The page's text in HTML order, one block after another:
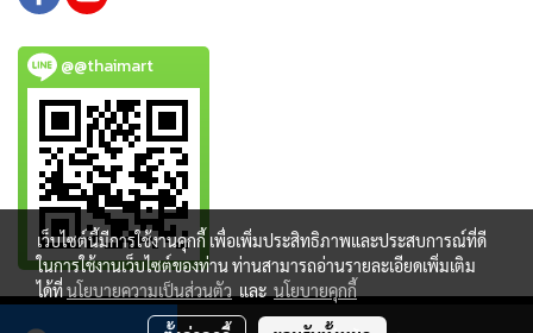
@@thaimart
Copy right by www.thaimartonline.com
เว็บไซต์นี้มีการใช้งานคุกกี้ เพื่อเพิ่มประสิทธิภาพและประสบการณ์ที่ดี
ในการใช้งานเว็บไซต์ของท่าน ท่านสามารถอ่านรายละเอียดเพิ่มเติม
ได้ที่นโยบายความเป็นส่วนตัว และ นโยบายคุกกี้